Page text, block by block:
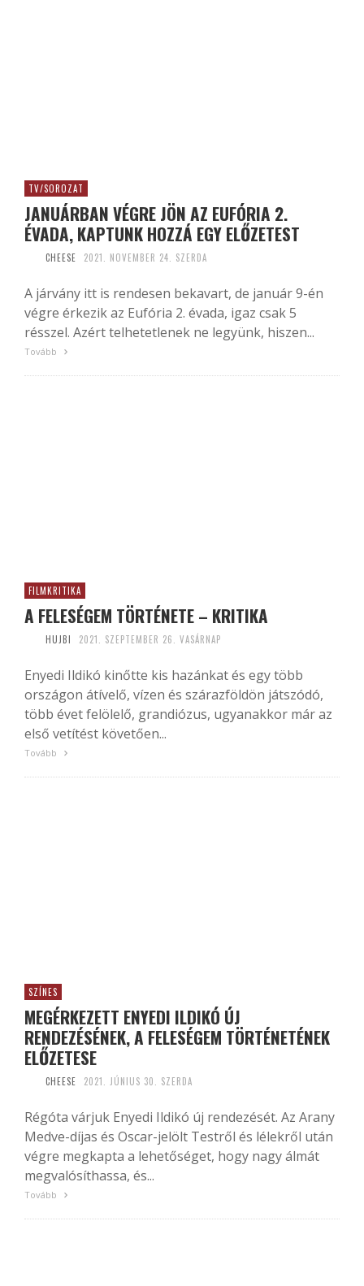
TV/SOROZAT
JANUÁRBAN VÉGRE JÖN AZ EUFÓRIA 2.
ÉVADA, KAPTUNK HOZZÁ EGY ELŐZETEST
CHEESE 2021. NOVEMBER 24. SZERDA
A járvány itt is rendesen bekavart, de január 9-én
végre érkezik az Eufória 2. évada, igaz csak 5
résszel. Azért telhetetlenek ne legyünk, hiszen...
Tovább
FILMKRITIKA
A FELESÉGEM TÖRTÉNETE – KRITIKA
HUJBI 2021. SZEPTEMBER 26. VASÁRNAP
Enyedi Ildikó kinőtte kis hazánkat és egy több
országon átívelő, vízen és szárazföldön játszódó,
több évet felölelő, grandiózus, ugyanakkor már az
első vetítést követően...
Tovább
SZÍNES
MEGÉRKEZETT ENYEDI ILDIKÓ ÚJ
RENDEZÉSÉNEK, A FELESÉGEM TÖRTÉNETÉNEK
ELŐZETESE
CHEESE 2021. JÚNIUS 30. SZERDA
Régóta várjuk Enyedi Ildikó új rendezését. Az Arany
Medve-díjas és Oscar-jelölt Testről és lélekről után
végre megkapta a lehetőséget, hogy nagy álmát
megvalósíthassa, és...
Tovább